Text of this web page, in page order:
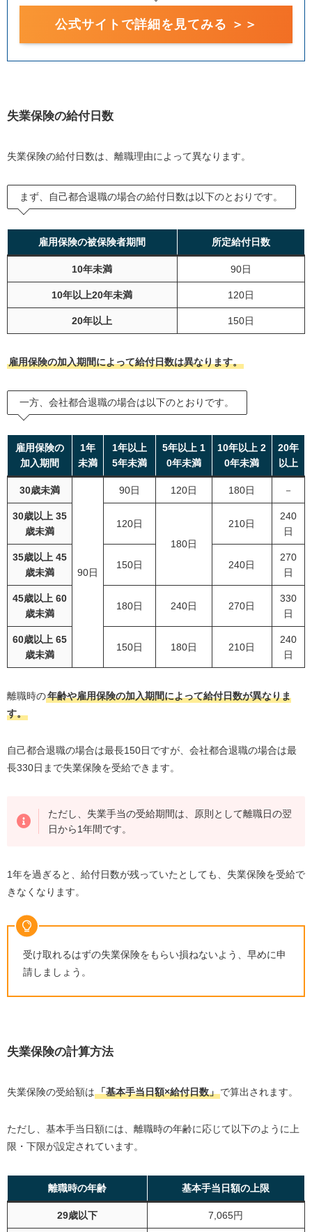
公式サイトで詳細を見てみる ＞＞
失業保険の給付日数
失業保険の給付日数は、離職理由によって異なります。
まず、自己都合退職の場合の給付日数は以下のとおりです。
雇用保険の被保険者期間 所定給付日数
10年未満 90日
10年以上20年未満 120日
20年以上 150日
雇用保険の加入期間によって給付日数は異なります。
一方、会社都合退職の場合は以下のとおりです。
雇用保険の
加入期間
1年
未満
1年以上
5年未満
5年以上 1
0年未満
10年以上 2
0年未満
20年
以上
30歳未満
90日
90日 120日 180日 －
30歳以上 35
歳未満
120日
180日
210日
240
日
35歳以上 45
歳未満
150日 240日
270
日
45歳以上 60
歳未満
180日 240日 270日
330
日
60歳以上 65
歳未満
150日 180日 210日
240
日
離職時の年齢や雇用保険の加入期間によって給付日数が異なりま
す。
自己都合退職の場合は最長150日ですが、会社都合退職の場合は最
長330日まで失業保険を受給できます。
ただし、失業手当の受給期間は、原則として離職日の翌
日から1年間です。
1年を過ぎると、給付日数が残っていたとしても、失業保険を受給で
きなくなります。
受け取れるはずの失業保険をもらい損ねないよう、早めに申
請しましょう。
失業保険の計算方法
失業保険の受給額は「基本手当日額×給付日数」で算出されます。
ただし、基本手当日額には、離職時の年齢に応じて以下のように上
限・下限が設定されています。
離職時の年齢 基本手当日額の上限
29歳以下 7,065円